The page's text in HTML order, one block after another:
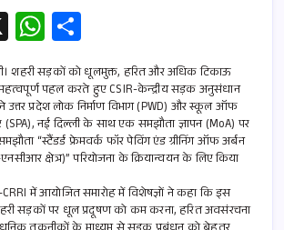
X W
h
at
s
A
p
p
h
ar
e
शहरी सड़कों को धूलमुक्त, हरित और अधिक टिकाऊ
पहल करते हुए CSIR-केन्द्रीय सड़क अनुसंधान
उत्तर प्रदेश लोक निर्माण विभाग (PWD) और स्कूल ऑफ
(SPA), नई दिल्ली के साथ एक समझौता ज्ञापन (MoA) पर
“स्टैंडर्ड फ्रेमवर्क फॉर पेविंग एंड ग्रीनिंग ऑफ अर्बन
एनसीआर क्षेत्र)” परियोजना के क्रियान्वयन के लिए किया
CRRI में आयोजित समारोह में विशेषज्ञों ने कहा कि इस
सड़कों पर धूल प्रदूषण को कम करना, हरित अवसंरचना